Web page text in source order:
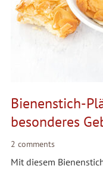
Bienenstich-
besonderes
2 comments
Mit diesem